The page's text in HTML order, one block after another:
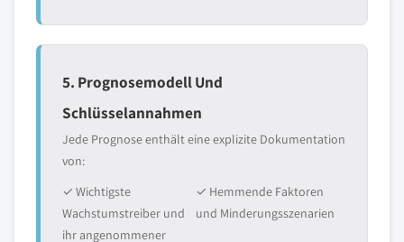
5. Prognosemodell Und
Schlüsselannahmen
Jede Prognose enthält eine explizite Dokumentation
von:
✓ Wichtigste
Wachstumstreiber und
ihr angenommener
✓ Hemmende Faktoren
und Minderungsszenarien